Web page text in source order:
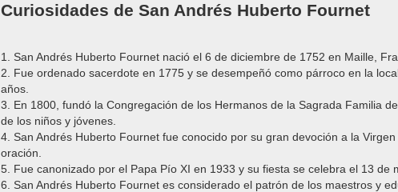
Curiosidades de San Andrés Huberto Fournet
1. San Andrés Huberto Fournet nació el 6 de diciembre de 1752 en Maille,
2. Fue ordenado sacerdote en 1775 y se desempeñó como párroco en la
años.
3. En 1800, fundó la Congregación de los Hermanos de la Sagrada Familia
de los niños y jóvenes.
4. San Andrés Huberto Fournet fue conocido por su gran devoción a la
oración.
5. Fue canonizado por el Papa Pío XI en 1933 y su fiesta se celebra el 13 de
6. San Andrés Huberto Fournet es considerado el patrón de los maestros y